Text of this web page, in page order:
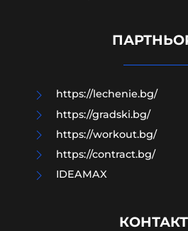
Кръвопролитен мир!
https://lechenie.bg/
https://gradski.bg/
https://workout.bg/
https://contract.bg/
IDEAMAX